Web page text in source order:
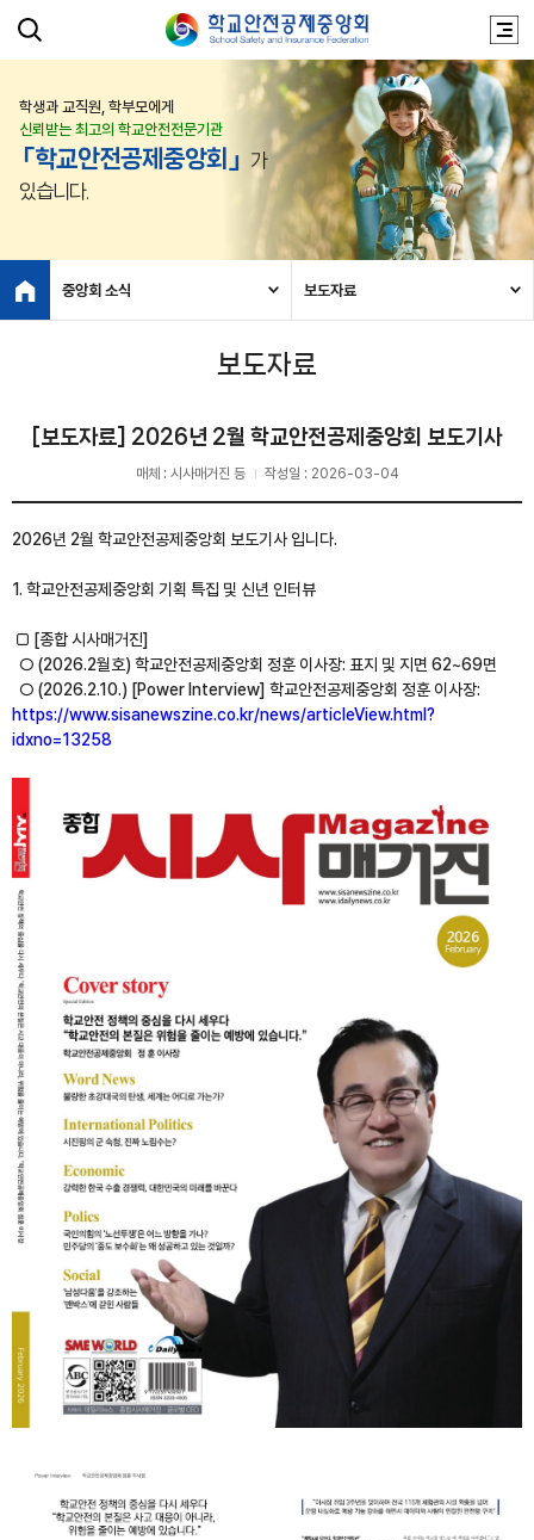
학생과 교직원, 학부모에게
신뢰받는 최고의 학교안전전문기관
「학교안전공제중앙회」
가
있습니다.
중앙회 소식 보도자료
보도자료
[보도자료] 2026년 2월 학교안전공제중앙회 보도기사
매체 : 시사매거진 등 작성일 : 2026-03-04
2026년 2월 학교안전공제중앙회 보도기사 입니다.
1. 학교안전공제중앙회 기획 특집 및 신년 인터뷰
□ [종합 시사매거진]
○ (2026.2월호) 학교안전공제중앙회 정훈 이사장: 표지 및 지면 62~69면
○ (2026.2.10.) [Power Interview] 학교안전공제중앙회 정훈 이사장:
https://www.sisanewszine.co.kr/news/articleView.html?
idxno=13258